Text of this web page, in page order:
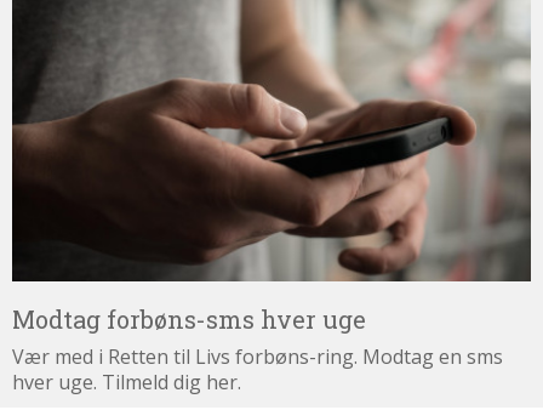
uge
Modtag forbøns-sms hver uge
Vær med i Retten til Livs forbøns-ring. Modtag en sms
hver uge. Tilmeld dig her.